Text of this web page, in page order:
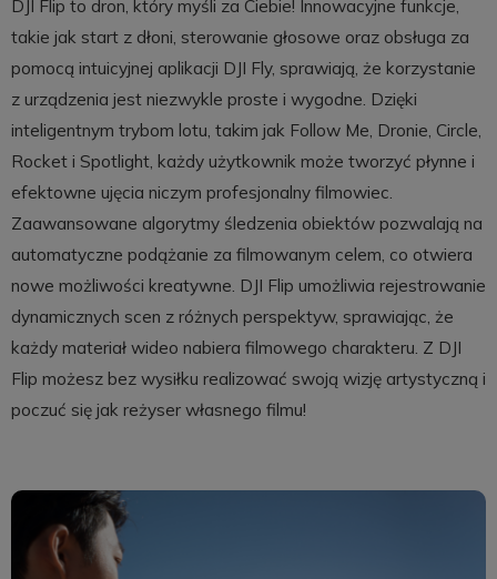
DJI Flip to dron, który myśli za Ciebie! Innowacyjne funkcje,
takie jak start z dłoni, sterowanie głosowe oraz obsługa za
pomocą intuicyjnej aplikacji DJI Fly, sprawiają, że korzystanie
z urządzenia jest niezwykle proste i wygodne. Dzięki
inteligentnym trybom lotu, takim jak Follow Me, Dronie, Circle,
Rocket i Spotlight, każdy użytkownik może tworzyć płynne i
efektowne ujęcia niczym profesjonalny filmowiec.
Zaawansowane algorytmy śledzenia obiektów pozwalają na
automatyczne podążanie za filmowanym celem, co otwiera
nowe możliwości kreatywne. DJI Flip umożliwia rejestrowanie
dynamicznych scen z różnych perspektyw, sprawiając, że
każdy materiał wideo nabiera filmowego charakteru. Z DJI
Flip możesz bez wysiłku realizować swoją wizję artystyczną i
poczuć się jak reżyser własnego filmu!